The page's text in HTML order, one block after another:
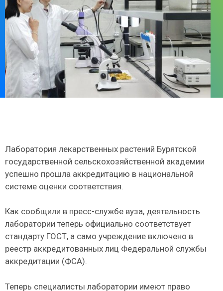
Лаборатория лекарственных растений Бурятской
государственной сельскохозяйственной академии
успешно прошла аккредитацию в национальной
системе оценки соответствия.
Как сообщили в пресс-службе вуза, деятельность
лаборатории теперь официально соответствует
стандарту ГОСТ, а само учреждение включено в
реестр аккредитованных лиц Федеральной службы
аккредитации (ФСА).
Теперь специалисты лаборатории имеют право